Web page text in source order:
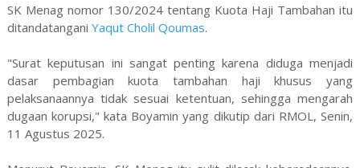
SK Menag nomor 130/2024 tentang Kuota Haji Tambahan itu
ditandatangani Yaqut Cholil Qoumas.
"Surat keputusan ini sangat penting karena diduga menjadi
dasar pembagian kuota tambahan haji khusus yang
pelaksanaannya tidak sesuai ketentuan, sehingga mengarah
dugaan korupsi," kata Boyamin yang dikutip dari RMOL, Senin,
11 Agustus 2025.